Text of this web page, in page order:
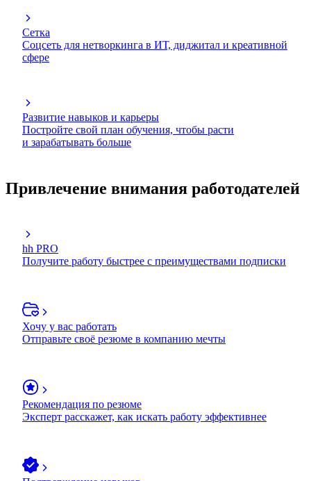
Сетка
Соцсеть для нетворкинга в ИТ, диджитал и креативной
сфере
Развитие навыков и карьеры
Постройте свой план обучения, чтобы расти
и зарабатывать больше
Привлечение внимания работодателей
hh PRO
Получите работу быстрее с преимуществами подписки
Хочу у вас работать
Отправьте своё резюме в компанию мечты
Рекомендация по резюме
Эксперт расскажет, как искать работу эффективнее